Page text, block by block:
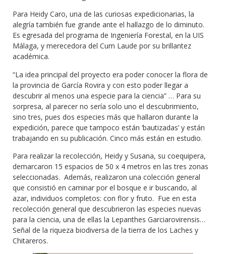
Para Heidy Caro, una de las curiosas expedicionarias, la
alegría también fue grande ante el hallazgo de lo diminuto.
Es egresada del programa de Ingeniería Forestal, en la UIS
Málaga, y merecedora del Cum Laude por su brillantez
académica.
“La idea principal del proyecto era poder conocer la flora de
la provincia de García Rovira y con esto poder llegar a
descubrir al menos una especie para la ciencia” … Para su
sorpresa, al parecer no sería solo uno el descubrimiento,
sino tres, pues dos especies más que hallaron durante la
expedición, parece que tampoco están ‘bautizadas’ y están
trabajando en su publicación. Cinco más están en estudio.
Para realizar la recolección, Heidy y Susana, su coequipera,
demarcaron 15 espacios de 50 x 4 metros en las tres zonas
seleccionadas. Además, realizaron una colección general
que consistió en caminar por el bosque e ir buscando, al
azar, individuos completos: con flor y fruto. Fue en esta
recolección general que descubrieron las especies nuevas
para la ciencia, una de ellas la Lepanthes Garciarovirensis…
Señal de la riqueza biodiversa de la tierra de los Laches y
Chitareros.